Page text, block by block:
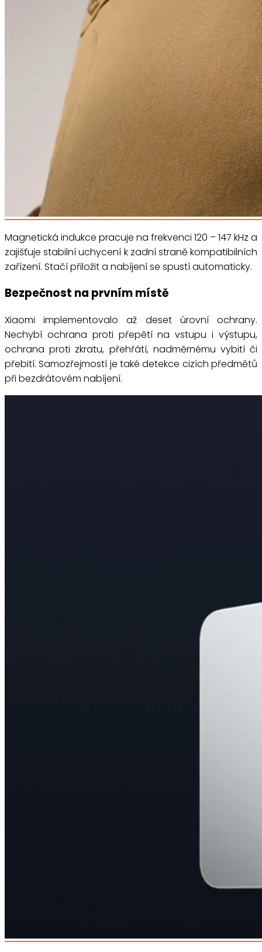
Magnetická indukce pracuje na frekvenci 120 – 147 kHz a
zajišťuje stabilní uchycení k zadní straně kompatibilních
zařízení. Stačí přiložit a nabíjení se spustí automaticky.
Bezpečnost na prvním místě
Xiaomi implementovalo až deset úrovní ochrany.
Nechybí ochrana proti přepětí na vstupu i výstupu,
ochrana proti zkratu, přehřátí, nadměrnému vybití či
přebití. Samozřejmostí je také detekce cizích předmětů
při bezdrátovém nabíjení.